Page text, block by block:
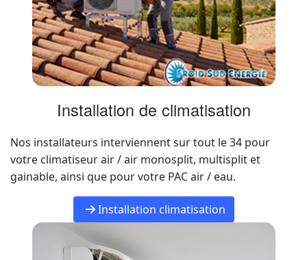
Installation de climatisation
Nos installateurs interviennent sur tout le 34 pour
votre climatiseur air / air monosplit, multisplit et
gainable, ainsi que pour votre PAC air / eau.
Installation climatisation